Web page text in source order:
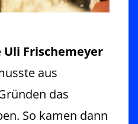
Uli Frischemeyer
aus
das
So kamen dann